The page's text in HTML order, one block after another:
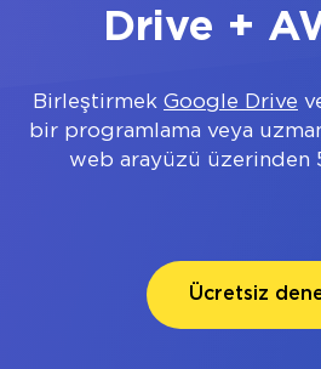
Drive +
Birleştirmek Google Drive
bir programlama veya
web arayüzü üzerinden
Ücretsiz